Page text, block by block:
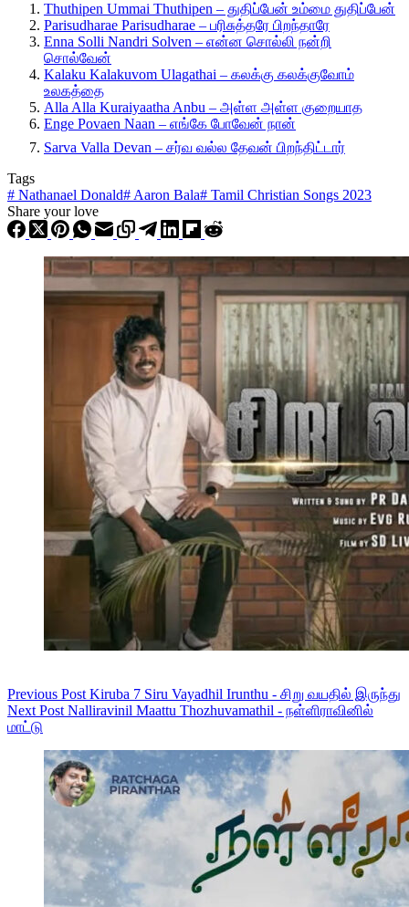
Thuthipen Ummai Thuthipen – துதிப்பேன் உம்மை துதிப்பேன்
Parisudharae Parisudharae – பரிசுத்தரே பிறந்தாரே
Enna Solli Nandri Solven – என்ன சொல்லி நன்றி
சொல்வேன்
Kalaku Kalakuvom Ulagathai – கலக்கு கலக்குவோம்
உலகத்தை
Alla Alla Kuraiyaatha Anbu – அள்ள அள்ள குறையாத
Enge Povaen Naan – எங்கே போவேன் நான்
Sarva Valla Devan – சர்வ வல்ல தேவன் பிறந்திட்டார்
Tags
# Nathanael Donald# Aaron Bala# Tamil Christian Songs 2023
Share your love
Previous Post Kiruba 7 Siru Vayadhil Irunthu - சிறு வயதில் இருந்து
Next Post Nalliravinil Maattu Thozhuvamathil - நள்ளிராவினில்
மாட்டு